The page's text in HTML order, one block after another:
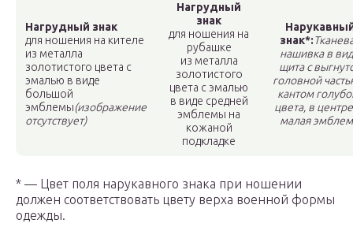
Нагрудный знак
для ношения на кителе
из металла
золотистого цвета с
эмалью в виде
большой
эмблемы(изображение
отсутствует)
Нагрудный
знак
для ношения на
рубашке
из металла
золотистого
цвета с эмалью
в виде средней
эмблемы на
кожаной
подкладке
знак*:
нашивка в
щита с
головной
кантом
цвета, в
малая
* — Цвет поля нарукавного знака при ношении
должен соответствовать цвету верха военной формы
одежды.